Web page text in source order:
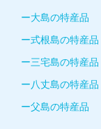
ー大島の特産品
ー式根島の特産品
ー三宅島の特産品
ー八丈島の特産品
ー父島の特産品